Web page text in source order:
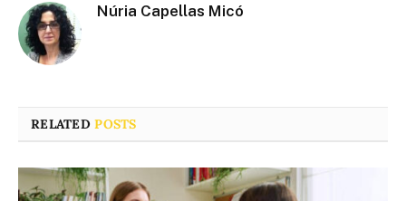
Núria Capellas Micó
RELATEDPOSTS